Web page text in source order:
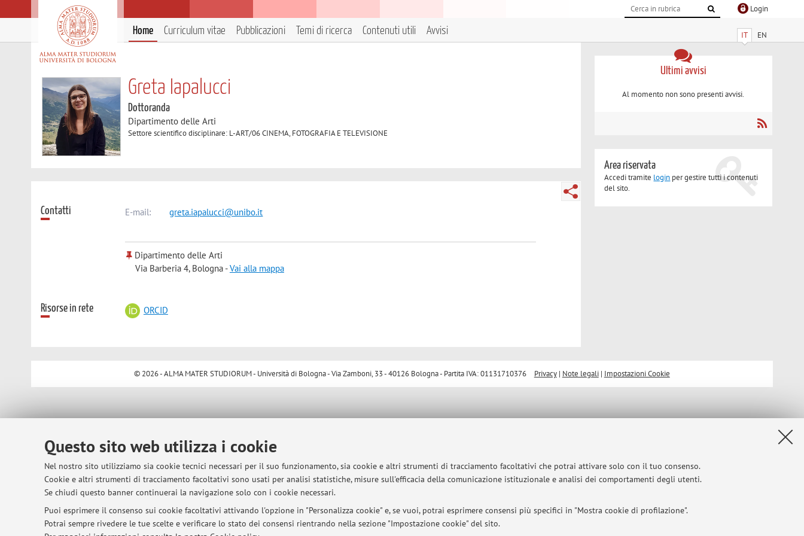
Questo sito web utilizza i cookie
Nel nostro sito utilizziamo sia cookie tecnici necessari per il suo funzionamento, sia cookie e altri strumenti di tracciamento facoltativi che potrai attivare solo con il tuo consenso.
Cookie e altri strumenti di tracciamento facoltativi sono usati per analisi statistiche, misure sull'efficacia della comunicazione istituzionale e analisi dei comportamenti degli utenti.
Se chiudi questo banner continuerai la navigazione solo con i cookie necessari.
Puoi esprimere il consenso sui cookie facoltativi attivando l'opzione in "Personalizza cookie" e, se vuoi, potrai esprimere consensi più specifici in "Mostra cookie di profilazione".
Potrai sempre rivedere le tue scelte e verificare lo stato dei consensi rientrando nella sezione "Impostazione cookie" del sito.
Login
IT EN
Home Curriculum vitae Pubblicazioni Temi di ricerca Contenuti utili Avvisi
Greta Iapalucci
Dottoranda
Dipartimento delle Arti
Settore scientifico disciplinare: L-ART/06 CINEMA, FOTOGRAFIA E TELEVISIONE
Contatti E-mail: greta.iapalucci@unibo.it
Dipartimento delle Arti
Via Barberia 4, Bologna -Vai alla mappa
Risorse in rete ORCID
Ultimi avvisi
Al momento non sono presenti avvisi.
Area riservata
Accedi tramite login per gestire tutti i contenuti
del sito.
© 2026 - ALMA MATER STUDIORUM - Università di Bologna - Via Zamboni, 33 - 40126 Bologna - Partita IVA: 01131710376 Privacy| Note legali| Impostazioni Cookie